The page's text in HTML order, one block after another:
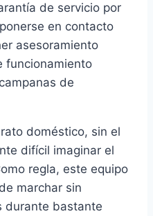
de servicio por
en contacto
asesoramiento
funcionamiento
de
doméstico, sin el
difícil imaginar el
regla, este equipo
marchar sin
durante bastante